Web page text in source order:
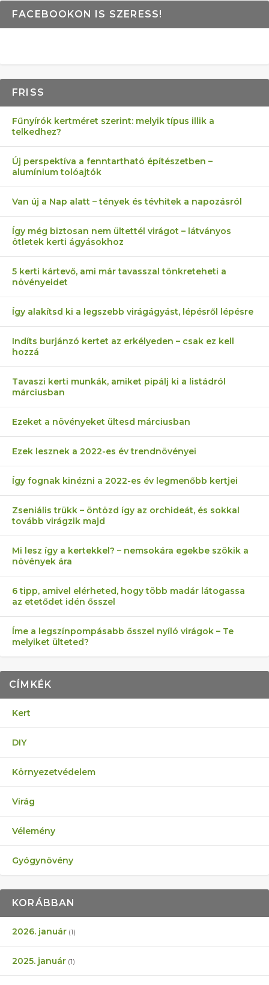
FACEBOOKON IS SZERESS!
FRISS
Fűnyírók kertméret szerint: melyik típus illik a
telkedhez?
Új perspektíva a fenntartható építészetben –
alumínium tolóajtók
Van új a Nap alatt – tények és tévhitek a napozásról
Így még biztosan nem ültettél virágot – látványos
ötletek kerti ágyásokhoz
5 kerti kártevő, ami már tavasszal tönkreteheti a
növényeidet
Így alakítsd ki a legszebb virágágyást, lépésről lépésre
Indíts burjánzó kertet az erkélyeden – csak ez kell
hozzá
Tavaszi kerti munkák, amiket pipálj ki a listádról
márciusban
Ezeket a növényeket ültesd márciusban
Ezek lesznek a 2022-es év trendnövényei
Így fognak kinézni a 2022-es év legmenőbb kertjei
Zseniális trükk – öntözd így az orchideát, és sokkal
tovább virágzik majd
Mi lesz így a kertekkel? – nemsokára egekbe szökik a
növények ára
6 tipp, amivel elérheted, hogy több madár látogassa
az etetődet idén ősszel
Íme a legszínpompásabb ősszel nyíló virágok – Te
melyiket ülteted?
CÍMKÉK
Kert
DIY
Környezetvédelem
Virág
Vélemény
Gyógynövény
KORÁBBAN
2026. január (1)
2025. január (1)